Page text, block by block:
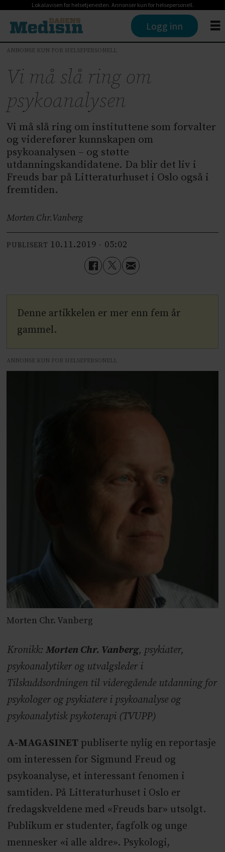
Lokalavisen for helsetjenesten. Annonser kun for helsepersonell.
Logg inn
ANNONSE KUN FOR HELSEPERSONELL
Vi må slå ring om
psykoanalysen
Vi må slå ring om instituttene som forvalter
og viderefører kunnskapen om
psykoanalysen – og støtte
utdanningskandidatene. Da blir det liv i
Freuds bar på Litteraturhuset i Oslo også i
fremtiden.
Morten Chr.Vanberg
PUBLISERT 10.11.2019 - 05:02
Denne artikkelen er mer enn fem år
gammel.
ANNONSE KUN FOR HELSEPERSONELL
Morten Chr. Vanberg
Kronikk: Morten Chr. Vanberg, psykiater,
psykoanalytiker og utvalgsleder i
Tilskuddsordningen til videregående utdanning for
psykologer og psykiatere i psykoanalyse og
psykoanalytisk psykoterapi (TVUPP)
A-MAGASINETpubliserte nylig en reportasje
om interessen for Sigmund Freud og
psykoanalyse, et interessant fenomen i
samtiden. På Litteraturhuset i Oslo er
fredagskveldene med «Freuds bar» utsolgt.
Publikum er studenter, fagfolk og unge
mennesker «i alle aldre». Psykologi,